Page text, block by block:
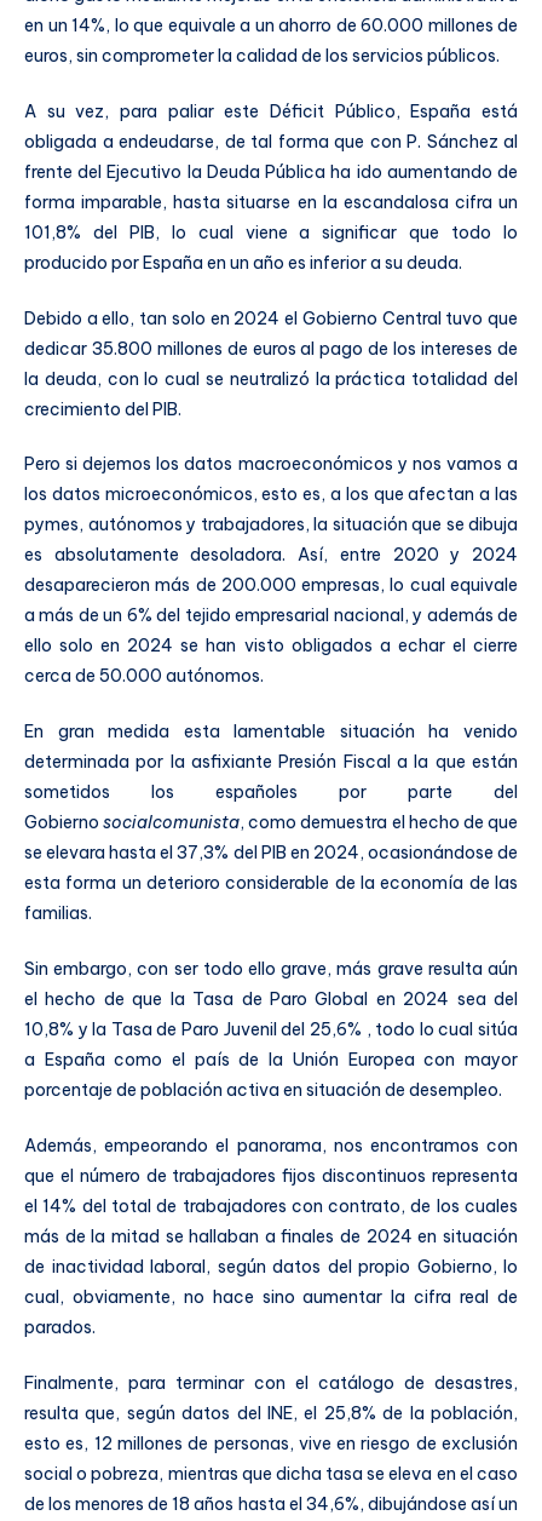
en un 14%, lo que equivale a un ahorro de 60.000 millones de
euros, sin comprometer la calidad de los servicios públicos.
A su vez, para paliar este Déficit Público, España está
obligada a endeudarse, de tal forma que con P. Sánchez al
frente del Ejecutivo la Deuda Pública ha ido aumentando de
forma imparable, hasta situarse en la escandalosa cifra un
101,8% del PIB, lo cual viene a significar que todo lo
producido por España en un año es inferior a su deuda.
Debido a ello, tan solo en 2024 el Gobierno Central tuvo que
dedicar 35.800 millones de euros al pago de los intereses de
la deuda, con lo cual se neutralizó la práctica totalidad del
crecimiento del PIB.
Pero si dejemos los datos macroeconómicos y nos vamos a
los datos microeconómicos, esto es, a los que afectan a las
pymes, autónomos y trabajadores, la situación que se dibuja
es absolutamente desoladora. Así, entre 2020 y 2024
desaparecieron más de 200.000 empresas, lo cual equivale
a más de un 6% del tejido empresarial nacional, y además de
ello solo en 2024 se han visto obligados a echar el cierre
cerca de 50.000 autónomos.
En gran medida esta lamentable situación ha venido
determinada por la asfixiante Presión Fiscal a la que están
sometidos los españoles por parte del
Gobiernosocialcomunista, como demuestra el hecho de que
se elevara hasta el 37,3% del PIB en 2024, ocasionándose de
esta forma un deterioro considerable de la economía de las
familias.
Sin embargo, con ser todo ello grave, más grave resulta aún
el hecho de que la Tasa de Paro Global en 2024 sea del
10,8% y la Tasa de Paro Juvenil del 25,6% , todo lo cual sitúa
a España como el país de la Unión Europea con mayor
porcentaje de población activa en situación de desempleo.
Además, empeorando el panorama, nos encontramos con
que el número de trabajadores fijos discontinuos representa
el 14% del total de trabajadores con contrato, de los cuales
más de la mitad se hallaban a finales de 2024 en situación
de inactividad laboral, según datos del propio Gobierno, lo
cual, obviamente, no hace sino aumentar la cifra real de
parados.
Finalmente, para terminar con el catálogo de desastres,
resulta que, según datos del INE, el 25,8% de la población,
esto es, 12 millones de personas, vive en riesgo de exclusión
social o pobreza, mientras que dicha tasa se eleva en el caso
de los menores de 18 años hasta el 34,6%, dibujándose así un